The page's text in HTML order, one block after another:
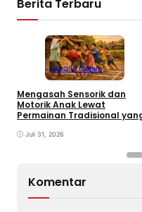
Berita Terbaru
Social & Culture
Mengasah Sensorik dan
Motorik Anak Lewat
Permainan Tradisional
Juli 31, 2026
Komentar